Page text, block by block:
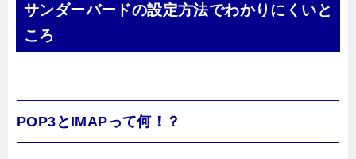
サンダーバードの設定方法でわかりにくいと
ころ
POP3とIMAPって何！？